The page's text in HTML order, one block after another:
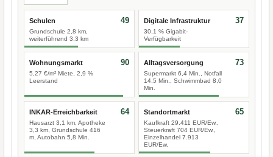
Schulen
Grundschule 2,8 km,
weiterführend 3,3 km
49 Digitale Infrastruktur
30,1 % Gigabit-
Verfügbarkeit
37
Wohnungsmarkt
5,27 €/m² Miete, 2,9 %
Leerstand
90 Alltagsversorgung
Supermarkt 6,4 Min., Notfall
14,5 Min., Schwimmbad 8,0
Min.
73
INKAR-Erreichbarkeit
Hausarzt 3,1 km, Apotheke
3,3 km, Grundschule 416
m, Autobahn 5,8 Min.
64 Standortmarkt
Kaufkraft 29.411 EUR/Ew.,
Steuerkraft 704 EUR/Ew.,
Einzelhandel 7.913
EUR/Ew.
65